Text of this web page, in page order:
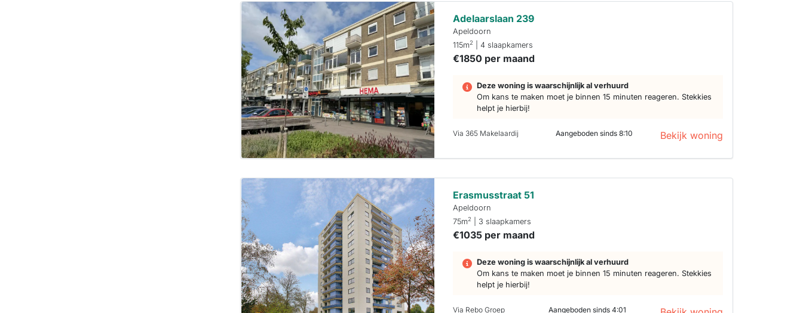
Adelaarslaan 239
Apeldoorn
115m2 | 4 slaapkamers
€1850 per maand
Deze woning is waarschijnlijk al verhuurd
Om kans te maken moet je binnen 15 minuten reageren. Stekkies
helpt je hierbij!
Via 365 Makelaardij Aangeboden sinds 8:10 Bekijk woning
Erasmusstraat 51
Apeldoorn
75m2 | 3 slaapkamers
€1035 per maand
Deze woning is waarschijnlijk al verhuurd
Om kans te maken moet je binnen 15 minuten reageren. Stekkies
helpt je hierbij!
Via Rebo Groep Aangeboden sinds 4:01